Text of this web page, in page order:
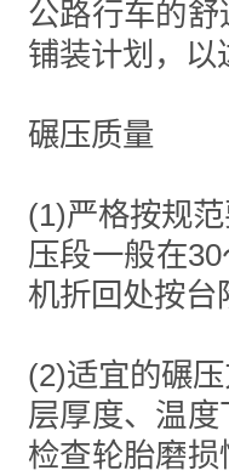
公路行车的
铺装计划，以
碾压质量
(1)严格按规
压段一般在
机折回处按台
(2)适宜的碾
层厚度、温
检查轮胎磨